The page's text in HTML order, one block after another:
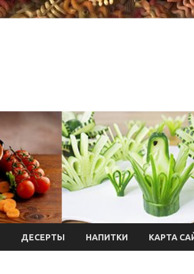
ДЕСЕРТЫ НАПИТКИ КАРТА